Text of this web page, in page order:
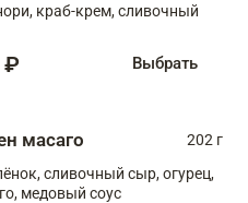
краб-крем, сливочный
₽ Выбрать
масаго
202 г
сливочный сыр, огурец,
медовый соус